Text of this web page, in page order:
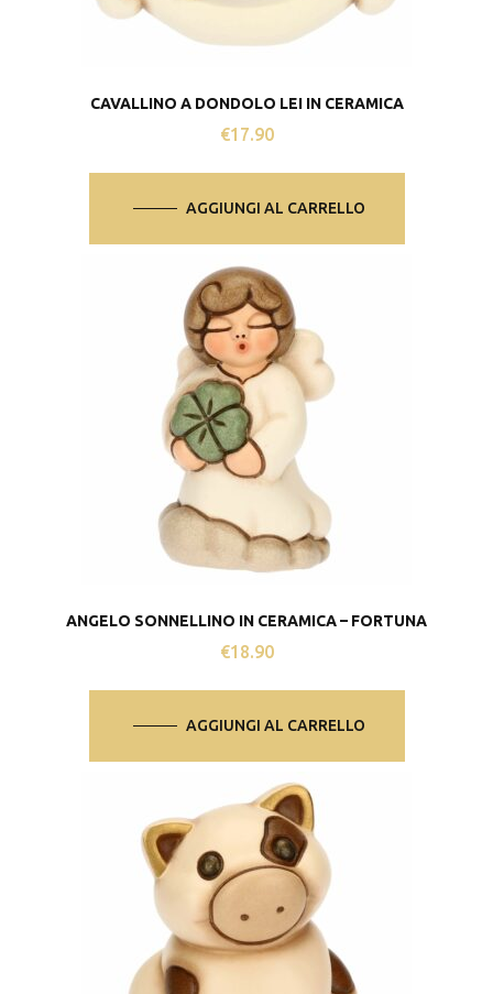
CAVALLINO A DONDOLO LEI IN CERAMICA
€17.90
AGGIUNGI AL CARRELLO
ANGELO SONNELLINO IN CERAMICA – FORTUNA
€18.90
AGGIUNGI AL CARRELLO